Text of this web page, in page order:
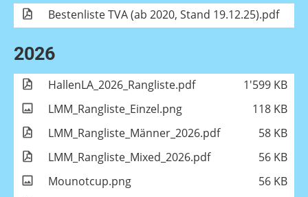
Bestenliste TVA (ab 2020, Stand 19.12.25).pdf
2026
HallenLA_2026_Rangliste.pdf
1'599 KB
LMM_Rangliste_Einzel.png
118 KB
LMM_Rangliste_Männer_2026.pdf
58 KB
LMM_Rangliste_Mixed_2026.pdf
56 KB
Mounotcup.png
56 KB